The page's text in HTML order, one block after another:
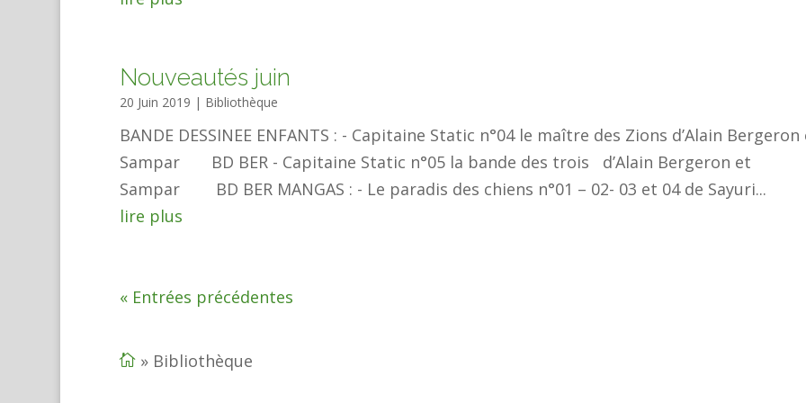
Nouveautés juin
20 Juin 2019 | Bibliothèque
BANDE DESSINEE ENFANTS : - Capitaine Static n°04 le maître des Zions d’Alain
Sampar BD BER - Capitaine Static n°05 la bande des trois d’Alain Bergeron et
Sampar BD BER MANGAS : - Le paradis des chiens n°01 – 02- 03 et 04 de Sayuri...
lire plus
« Entrées précédentes
 » Bibliothèque